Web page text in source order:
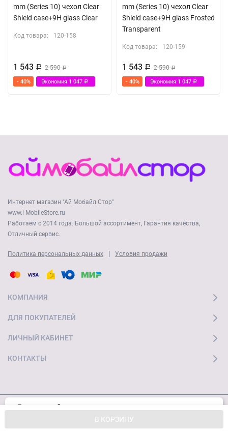
В КОРЗИНУ
mm (Series 10) чехол Clear
Shield case+9H glass Clear
Код товара: 120-158
1 543 Р 2 590Р
- 40% Экономия 1 047 Р
mm (Series 10) чехол Clear
Shield case+9H glass Frosted
Transparent
Код товара: 120-159
1 543 Р 2 590Р
- 40% Экономия 1 047 Р
Интернет магазин "Ай Мобайл Стор"
www.i-MobileStore.ru
Работаем с 2014 года. Большой ассортимент, Гарантия качества,
Отличный сервис.
Политика персональных данных | Условия продажи
КОМПАНИЯ
ДЛЯ ПОКУПАТЕЛЕЙ
ЛИЧНЫЙ КАБИНЕТ
КОНТАКТЫ
Пользуясь сайтом, вы соглашаетесь с